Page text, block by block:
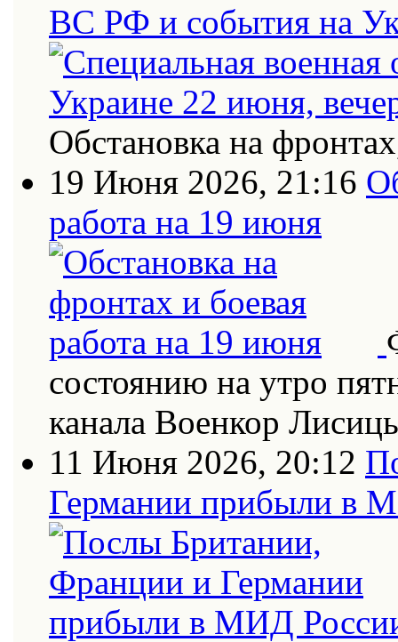
ВС РФ и события на
Обстановка на
19 Июня 2026, 21:16
работа на 19 июня
состоянию на утро
канала Военкор
11 Июня 2026, 20:12
Германии прибыли в